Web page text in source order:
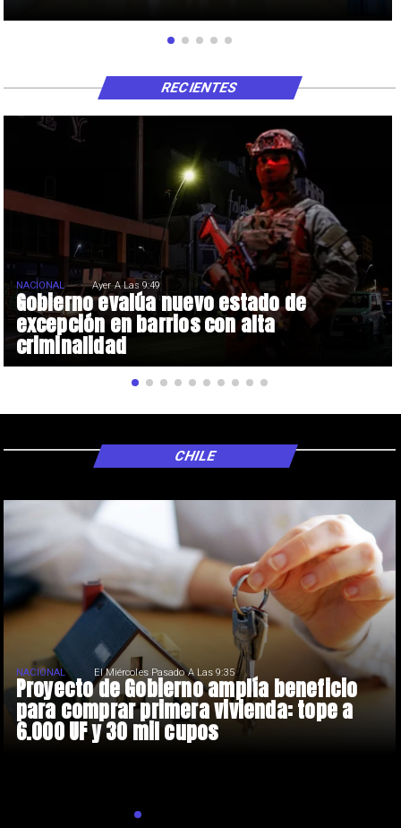
Gobierno evalúa nuevo estado de
excepción en barrios con alta
criminalidad
NACIONAL Ayer A Las 9:49
RECIENTES
Proyecto de Gobierno amplía beneficio
para comprar primera vivienda: tope a
6.000 UF y 30 mil cupos
NACIONAL El Miércoles Pasado A Las 9:35
CHILE